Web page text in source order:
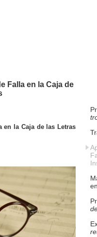
Falla en la Caja de
en la Caja de las Letras